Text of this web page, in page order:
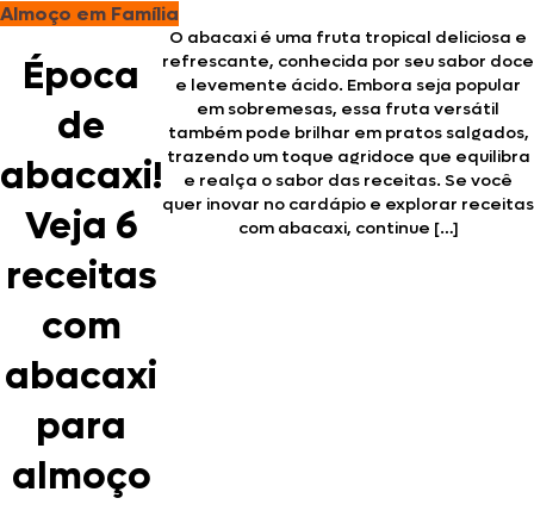
Almoço em Família
Época
de
abacaxi!
Veja 6
receitas
com
abacaxi
para
almoço
O abacaxi é uma fruta tropical deliciosa e
refrescante, conhecida por seu sabor doce
e levemente ácido. Embora seja popular
em sobremesas, essa fruta versátil
também pode brilhar em pratos salgados,
trazendo um toque agridoce que equilibra
e realça o sabor das receitas. Se você
quer inovar no cardápio e explorar receitas
com abacaxi, continue […]